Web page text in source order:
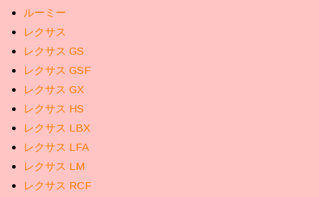
ルーミー
レクサス
レクサス GS
レクサス GSF
レクサス GX
レクサス HS
レクサス LBX
レクサス LFA
レクサス LM
レクサス RCF